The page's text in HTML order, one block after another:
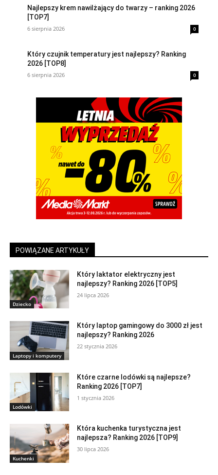
Najlepszy krem nawilżający do twarzy – ranking 2026
[TOP7]
6 sierpnia 2026 0
Który czujnik temperatury jest najlepszy? Ranking
2026 [TOP8]
6 sierpnia 2026 0
POWIĄZANE ARTYKUŁY
Dziecko
Który laktator elektryczny jest
najlepszy? Ranking 2026 [TOP5]
24 lipca 2026
Laptopy i komputery
Który laptop gamingowy do 3000 zł jest
najlepszy? Ranking 2026
22 stycznia 2026
Lodówki
Które czarne lodówki są najlepsze?
Ranking 2026 [TOP7]
1 stycznia 2026
Kuchenki
Która kuchenka turystyczna jest
najlepsza? Ranking 2026 [TOP9]
30 lipca 2026